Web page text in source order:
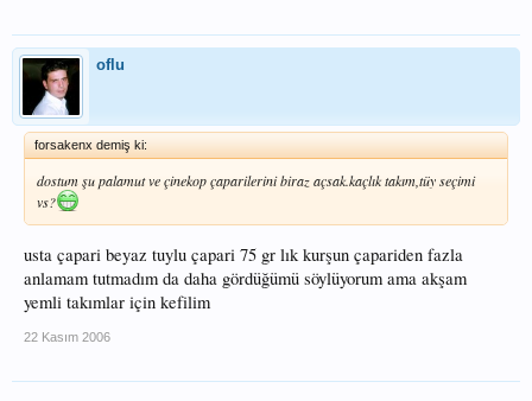
oflu
forsakenx demiş ki:
dostum şu palamut ve çinekop çaparilerini biraz açsak.kaçlık takım,tüy seçimi
vs?
usta çapari beyaz tuylu çapari 75 gr lık kurşun çapariden fazla
anlamam tutmadım da daha gördüğümü söylüyorum ama akşam
yemli takımlar için kefilim
22 Kasım 2006